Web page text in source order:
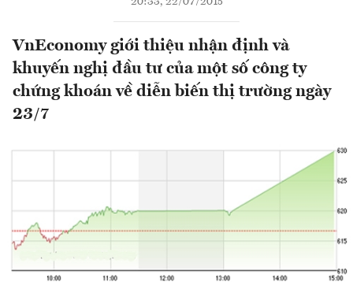
VnEconomy giới thiệu nhận định và
khuyến nghị đầu tư của một số công ty
chứng khoán về diễn biến thị trường ngày
23/7